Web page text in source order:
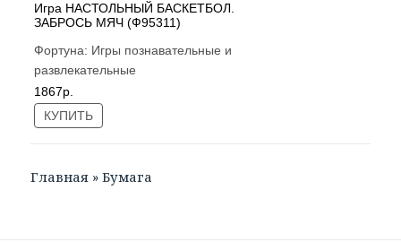
Игра НАСТОЛЬНЫЙ БАСКЕТБОЛ.
ЗАБРОСЬ МЯЧ (Ф95311)
Фортуна: Игры познавательные и
развлекательные
1867р.
КУПИТЬ
Главная »Бумага